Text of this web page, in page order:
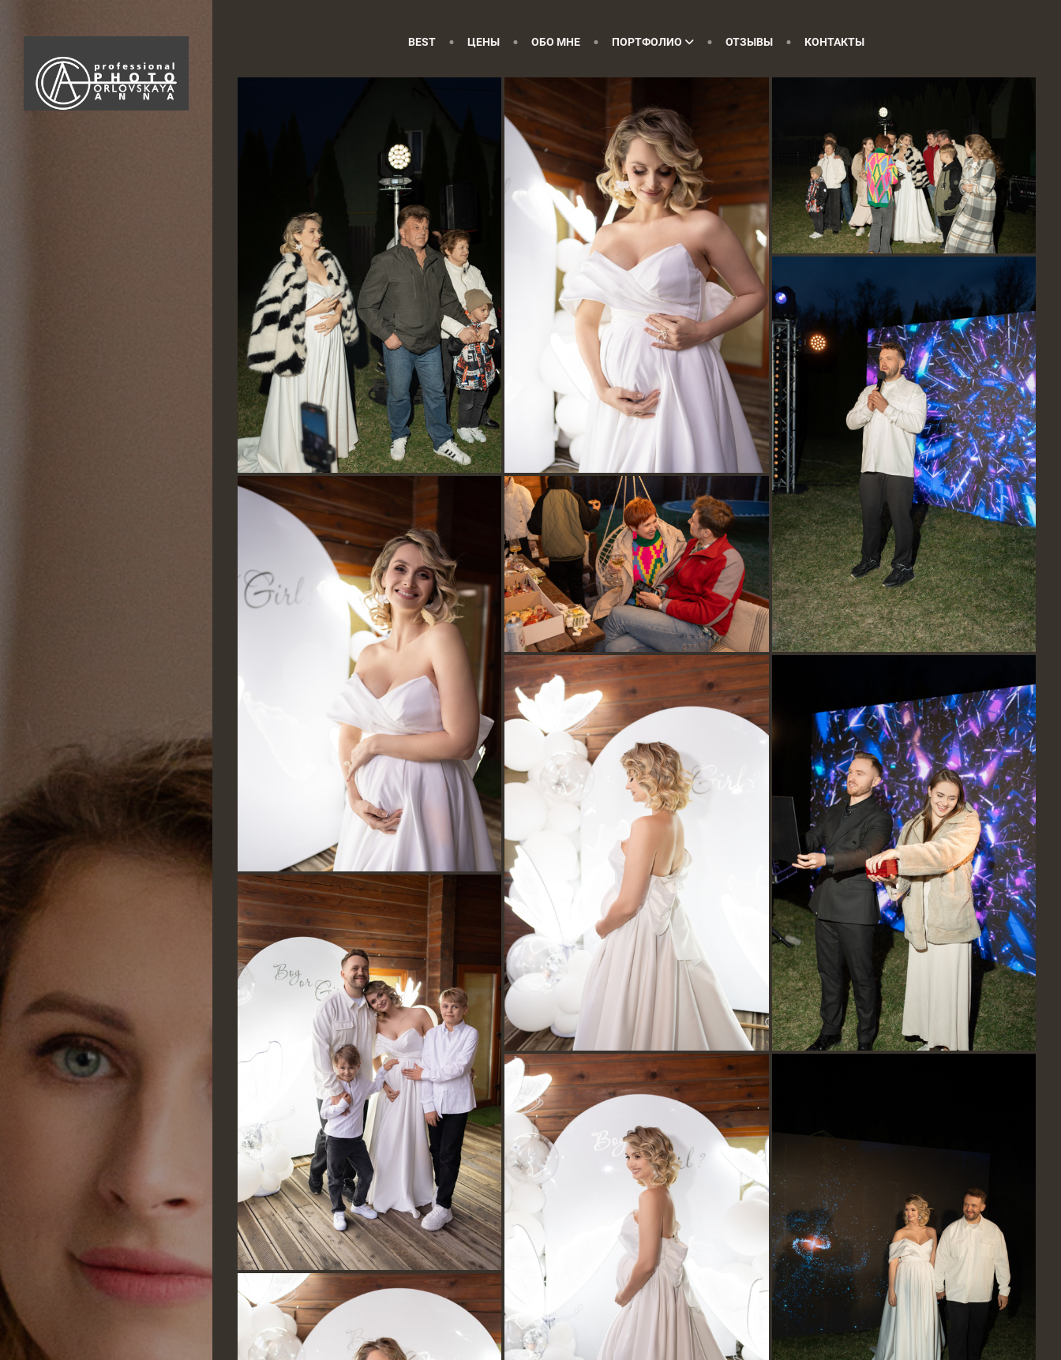
BEST ЦЕНЫ ОБО МНЕ ПОРТФОЛИО ОТЗЫВЫ КОНТАКТЫ